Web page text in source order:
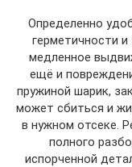
Определенно
герметичности
медленное
ещё и
пружиной шарик,
может сбиться и
в нужном отсеке.
полного
испорченной